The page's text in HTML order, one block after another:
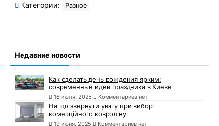
Категории: Разное
Недавние новости
Как сделать день рождения ярким:
современные идеи праздника в Киеве
16 июля, 2025 Комментариев нет
На що звернути увагу при виборі
комерційного ковроліну
19 июня, 2025 Комментариев нет